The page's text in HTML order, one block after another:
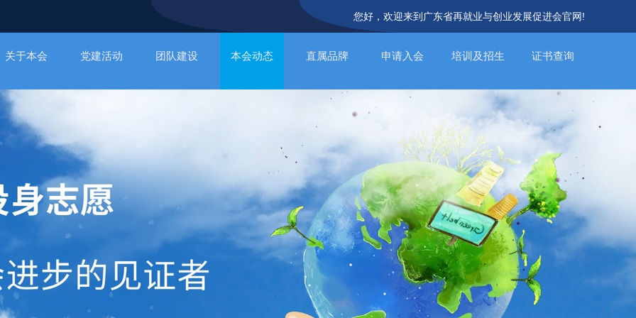
您好，欢迎来到广东省再就业与创业发展促进会官网!
关于本会 党建活动 团队建设 本会动态 直属品牌 申请入会 培训及招生 证书查询